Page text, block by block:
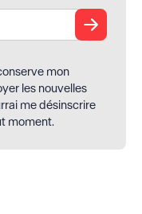
mon
les nouvelles
me désinscrire
moment.